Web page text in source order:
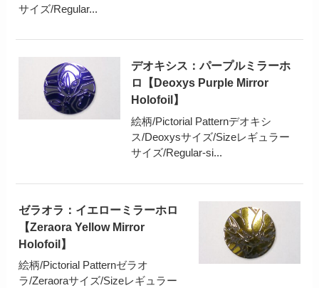
サイズ/Regular...
デオキシス：パープルミラーホ
ロ【Deoxys Purple Mirror
Holofoil】
絵柄/Pictorial Patternデオキシ
ス/Deoxysサイズ/Sizeレギュラー
サイズ/Regular-si...
ゼラオラ：イエローミラーホロ
【Zeraora Yellow Mirror
Holofoil】
絵柄/Pictorial Patternゼラオ
ラ/Zeraoraサイズ/Sizeレギュラー